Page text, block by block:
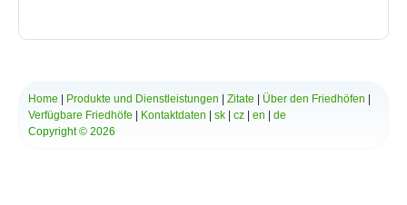
Home Produkte und Dienstleistungen Zitate Über den Friedhöfen
Verfügbare Friedhöfe
Kontaktdaten sk cz en
de
Copyright © 2026